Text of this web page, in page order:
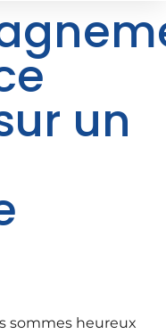
un
sommes heureux